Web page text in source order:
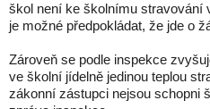
škol není ke školnímu stravování
je možné předpokládat, že jde o
Zároveň se podle inspekce
ve školní jídelně jedinou teplou
zákonní zástupci nejsou schopni